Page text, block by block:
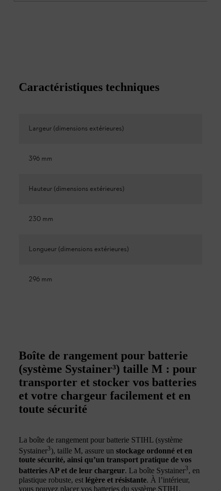
Caractéristiques techniques
Largeur (dimensions extérieures)
396 mm
Hauteur (dimensions extérieures)
230 mm
Longueur (dimensions extérieures)
296 mm
Boîte de rangement pour batterie
(système Systainer³) taille M : pour
transporter et stocker vos batteries
et votre chargeur facilement et en
toute sécurité
La boîte de rangement pour batterie STIHL (système
Systainer3), taille M, assure un stockage ordonné et en
toute sécurité, ainsi qu’un transport pratique de vos
batteries AP et de leur chargeur. La boîte Systainer3, en
plastique robuste, est légère et résistante. À l’intérieur,
vous pouvez placer vos batteries du système STIHL